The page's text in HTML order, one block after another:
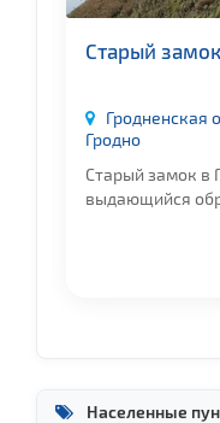
Старый
Гродненская
Гродно
Старый замок в
выдающийся
Населенные